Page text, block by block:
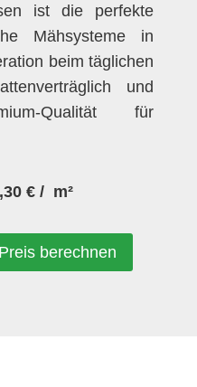
ist die perfekte
Mähsysteme in
beim täglichen
und
Qualität für
€ / m²
berechnen